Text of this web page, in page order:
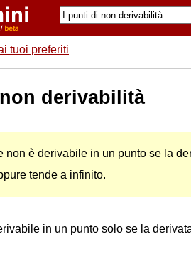
tuoi preferiti
derivabilità
non è derivabile in un punto se la
tende a infinito.
in un punto solo se la